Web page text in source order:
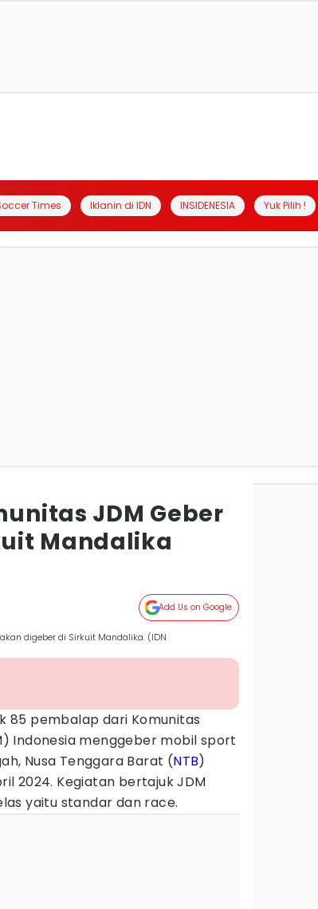
Times Iklanin di IDN INSIDENESIA Yuk Pilih !
JDM Geber
Mandalika
Add Us on Google
digeber di Sirkuit Mandalika. (IDN
85 pembalap dari Komunitas
Indonesia menggeber mobil sport
Nusa Tenggara Barat (NTB)
2024. Kegiatan bertajuk JDM
yaitu standar dan race.